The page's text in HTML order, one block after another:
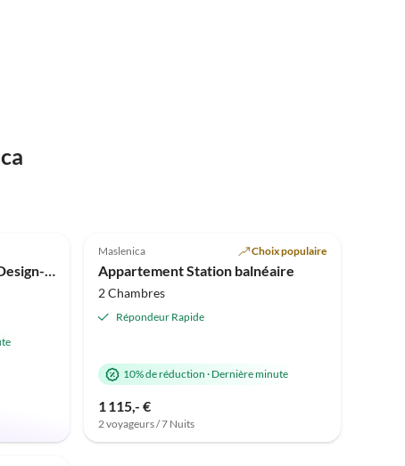
Appartement de vacances Design-Beachresort
Vacances à la plage
Maslenica Choix populaire
Appartement Station balnéaire
2 Chambres
Répondeur Rapide
10% de réduction · Dernière minute
1 115,- €
2 voyageurs / 7 Nuits